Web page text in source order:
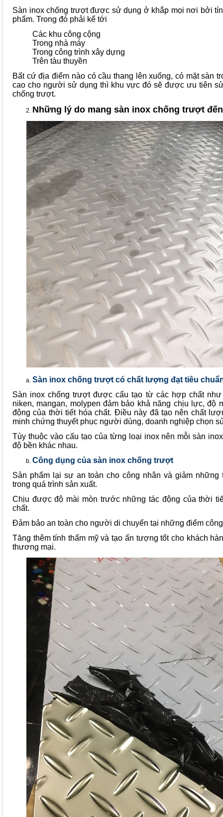
Sàn inox chống trượt được sử dụng ở khắp mọi nơi bởi
phẩm. Trong đó phải kể tới
Các khu công cộng
Trong nhà máy
Trong công trình xây dựng
Trên tàu thuyền
Bất cứ địa điểm nào có cầu thang lên xuống, có mặt sàn
cao cho người sử dụng thì khu vực đó sẽ được ưu tiên
chống trượt.
Những lý do mang sàn inox chống trượt
Sàn inox chống trượt có chất lượng đạt tiêu
Sàn inox chống trượt được cấu tạo từ các hợp chất như
niken, mangan, molypen đảm bảo khả năng chịu lực, độ
động của thời tiết hóa chất. Điều này đã tạo nên chất
minh chứng thuyết phục người dùng, doanh nghiệp chọn
Tùy thuộc vào cấu tạo của từng loại inox nên mỗi sàn
độ bền khác nhau.
Công dụng của sàn inox chống trượt
Sản phẩm lại sự an toàn cho công nhân và giảm những
trong quá trình sản xuất.
Chịu được độ mài mòn trước những tác động của thời
chất.
Đảm bảo an toàn cho người di chuyển tại những điểm
Tăng thêm tính thẩm mỹ và tạo ấn tượng tốt cho khách
thương mại.